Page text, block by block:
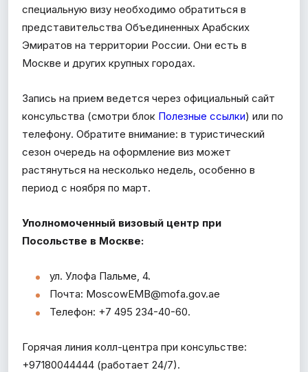
специальную визу необходимо обратиться в
представительства Объединенных Арабских
Эмиратов на территории России. Они есть в
Москве и других крупных городах.
Запись на прием ведется через официальный сайт
консульства (смотри блок Полезные ссылки) или по
телефону. Обратите внимание: в туристический
сезон очередь на оформление виз может
растянуться на несколько недель, особенно в
период с ноября по март.
Уполномоченный визовый центр при
Посольстве в Москве:
ул. Улофа Пальме, 4.
Почта: MoscowEMB@mofa.gov.ae
Телефон: +7 495 234-40-60.
Горячая линия колл-центра при консульстве:
+97180044444 (работает 24/7).